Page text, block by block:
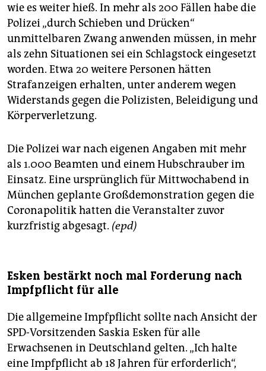
wie es weiter hieß. In mehr als 200 Fällen habe die
Polizei „durch Schieben und Drücken“
unmittelbaren Zwang anwenden müssen, in mehr
als zehn Situationen sei ein Schlagstock eingesetzt
worden. Etwa 20 weitere Personen hätten
Strafanzeigen erhalten, unter anderem wegen
Widerstands gegen die Polizisten, Beleidigung und
Körperverletzung.
Die Polizei war nach eigenen Angaben mit mehr
als 1.000 Beamten und einem Hubschrauber im
Einsatz. Eine ursprünglich für Mittwochabend in
München geplante Großdemonstration gegen die
Coronapolitik hatten die Veranstalter zuvor
kurzfristig abgesagt. (epd)
Esken bestärkt noch mal Forderung nach
Impfpflicht für alle
Die allgemeine Impfpflicht sollte nach Ansicht der
SPD-Vorsitzenden Saskia Esken für alle
Erwachsenen in Deutschland gelten. „Ich halte
eine Impfpflicht ab 18 Jahren für erforderlich“,